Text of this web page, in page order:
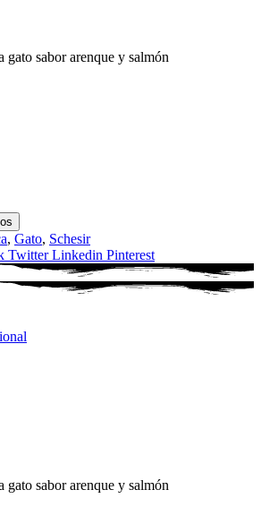
gato sabor arenque y salmón
, Gato, Schesir
Twitter Linkedin Pinterest
gato sabor arenque y salmón